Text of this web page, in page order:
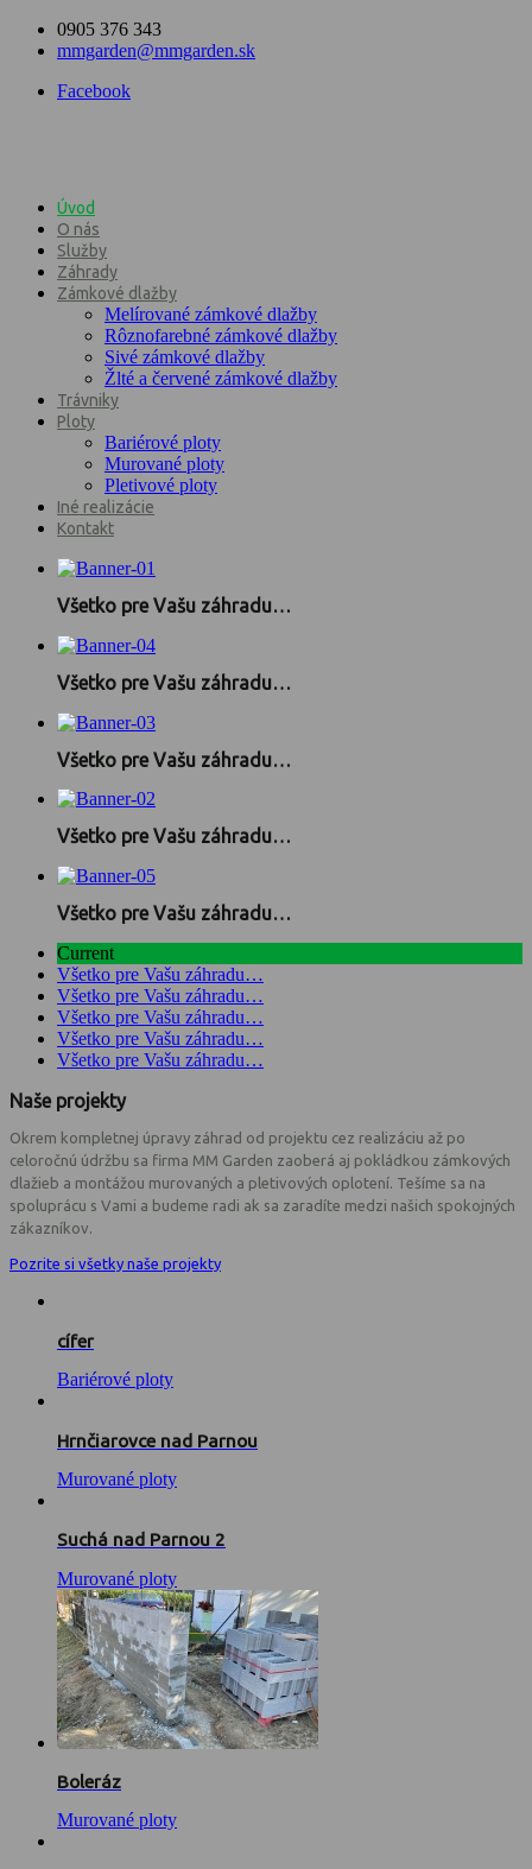
0905 376 343
mmgarden@mmgarden.sk
Facebook
Úvod
O nás
Služby
Záhrady
Zámkové dlažby
Melírované zámkové dlažby
Rôznofarebné zámkové dlažby
Sivé zámkové dlažby
Žlté a červené zámkové dlažby
Trávniky
Ploty
Bariérové ploty
Murované ploty
Pletivové ploty
Iné realizácie
Kontakt
Všetko pre Vašu záhradu…
Všetko pre Vašu záhradu…
Všetko pre Vašu záhradu…
Všetko pre Vašu záhradu…
Všetko pre Vašu záhradu…
Current
Všetko pre Vašu záhradu…
Všetko pre Vašu záhradu…
Všetko pre Vašu záhradu…
Všetko pre Vašu záhradu…
Všetko pre Vašu záhradu…
Naše projekty
Okrem kompletnej úpravy záhrad od projektu cez realizáciu až po
celoročnú údržbu sa firma MM Garden zaoberá aj pokládkou zámkových
dlažieb a montážou murovaných a pletivových oplotení. Tešíme sa na
spoluprácu s Vami a budeme radi ak sa zaradíte medzi našich spokojných
zákazníkov.
Pozrite si všetky naše projekty
cífer
Bariérové ploty
Hrnčiarovce nad Parnou
Murované ploty
Suchá nad Parnou 2
Murované ploty
Boleráz
Murované ploty